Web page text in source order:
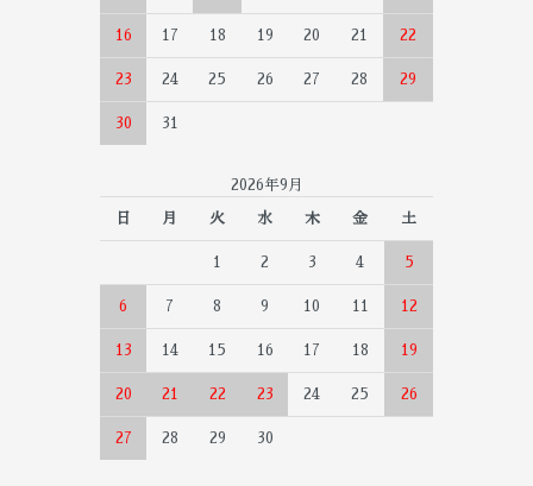
16 17 18 19 20 21 22
23 24 25 26 27 28 29
30 31
2026年9月
日 月 火 水 木 金 土
1 2 3 4 5
6 7 8 9 10 11 12
13 14 15 16 17 18 19
20 21 22 23 24 25 26
27 28 29 30